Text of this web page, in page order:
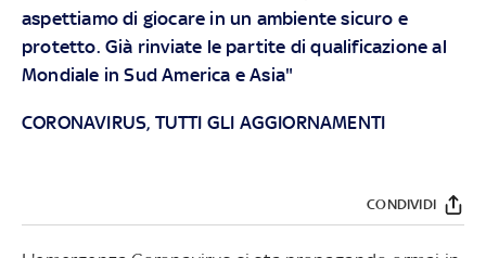
aspettiamo di giocare in un ambiente sicuro e
protetto. Già rinviate le partite di qualificazione al
Mondiale in Sud America e Asia"
CORONAVIRUS, TUTTI GLI AGGIORNAMENTI
CONDIVIDI